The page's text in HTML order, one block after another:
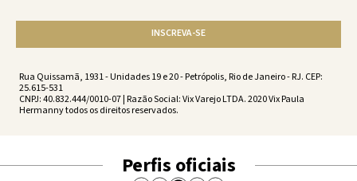
INSCREVA-SE
Rua Quissamã, 1931 - Unidades 19 e 20 - Petrópolis, Rio de Janeiro - RJ. CEP:
25.615-531
CNPJ: 40.832.444/0010-07 | Razão Social: Vix Varejo LTDA. 2020 Vix Paula
Hermanny todos os direitos reservados.
Perfis oficiais